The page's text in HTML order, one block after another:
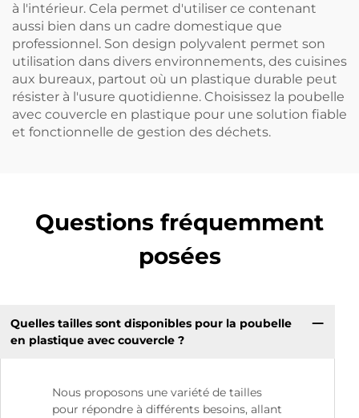
à l'intérieur. Cela permet d'utiliser ce contenant
aussi bien dans un cadre domestique que
professionnel. Son design polyvalent permet son
utilisation dans divers environnements, des cuisines
aux bureaux, partout où un plastique durable peut
résister à l'usure quotidienne. Choisissez la poubelle
avec couvercle en plastique pour une solution fiable
et fonctionnelle de gestion des déchets.
Questions fréquemment
posées
Quelles tailles sont disponibles pour la poubelle
en plastique avec couvercle ?
Nous proposons une variété de tailles
pour répondre à différents besoins, allant